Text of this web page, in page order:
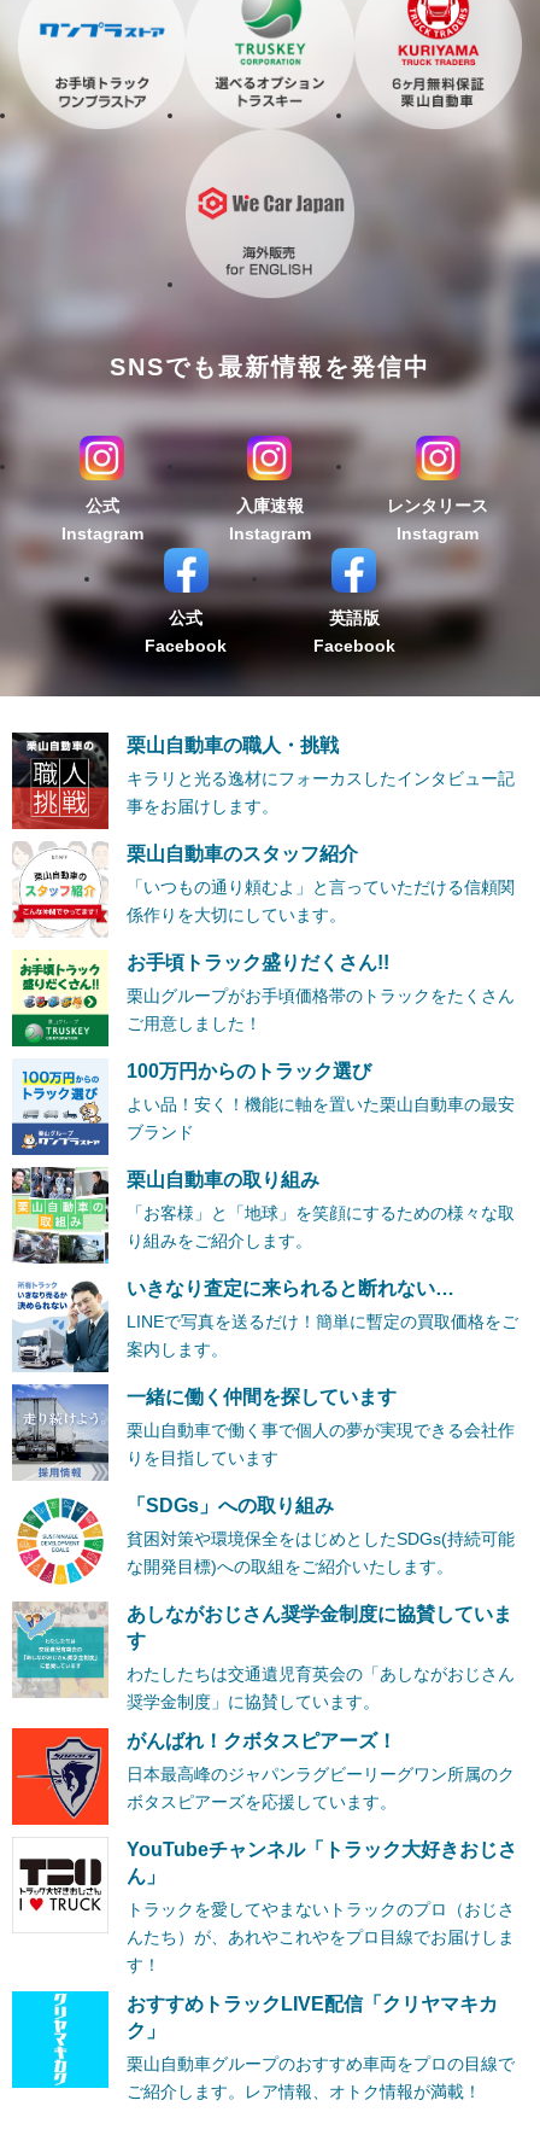
SNSでも最新情報を発信中
公式
Instagram
入庫速報
Instagram
レンタリース
Instagram
公式
Facebook
英語版
Facebook
栗山自動車の職人・挑戦
キラリと光る逸材にフォーカスしたインタビュー記
事をお届けします。
栗山自動車のスタッフ紹介
「いつもの通り頼むよ」と言っていただける信頼関
係作りを大切にしています。
お手頃トラック盛りだくさん!!
栗山グループがお手頃価格帯のトラックをたくさん
ご用意しました！
100万円からのトラック選び
よい品！安く！機能に軸を置いた栗山自動車の最安
ブランド
栗山自動車の取り組み
「お客様」と「地球」を笑顔にするための様々な取
り組みをご紹介します。
いきなり査定に来られると断れない…
LINEで写真を送るだけ！簡単に暫定の買取価格をご
案内します。
一緒に働く仲間を探しています
栗山自動車で働く事で個人の夢が実現できる会社作
りを目指しています
「SDGs」への取り組み
貧困対策や環境保全をはじめとしたSDGs(持続可能
な開発目標)への取組をご紹介いたします。
あしながおじさん奨学金制度に協賛していま
す
わたしたちは交通遺児育英会の「あしながおじさん
奨学金制度」に協賛しています。
がんばれ！クボタスピアーズ！
日本最高峰のジャパンラグビーリーグワン所属のク
ボタスピアーズを応援しています。
YouTubeチャンネル「トラック大好きおじさ
ん」
トラックを愛してやまないトラックのプロ（おじさ
んたち）が、あれやこれやをプロ目線でお届けしま
す！
おすすめトラックLIVE配信「クリヤマキカ
ク」
栗山自動車グループのおすすめ車両をプロの目線で
ご紹介します。レア情報、オトク情報が満載！